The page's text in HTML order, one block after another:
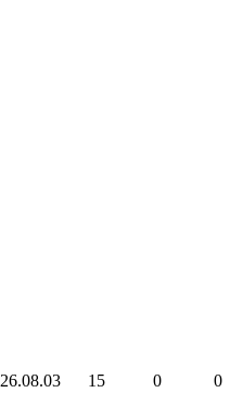
26.08.03 15 0 0